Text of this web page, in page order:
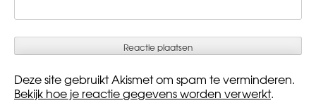
Deze site gebruikt Akismet om spam te verminderen.
Bekijk hoe je reactie gegevens worden verwerkt.